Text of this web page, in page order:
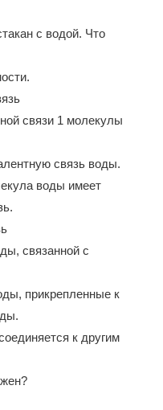
с водой. Что
связи 1 молекулы
связь воды.
воды имеет
связанной с
прикрепленные к
к другим